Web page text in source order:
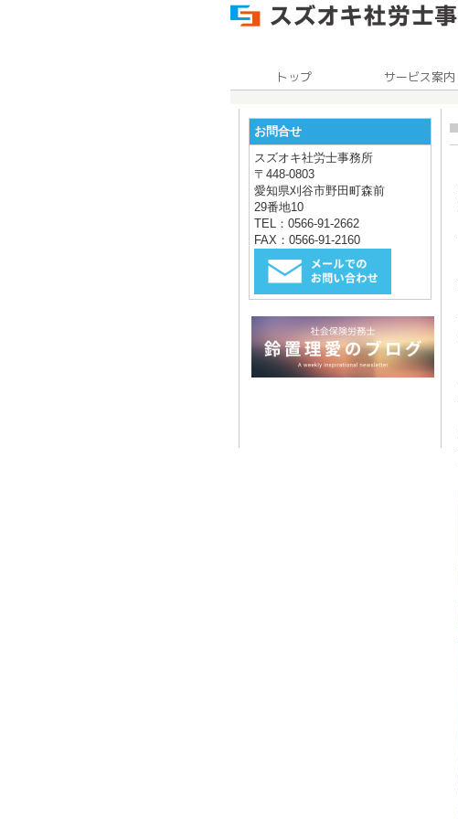
お問合せ
スズオキ社労士事務所
〒448-0803
愛知県刈谷市野田町森前
29番地10
TEL：0566-91-2662
FAX：0566-91-2160